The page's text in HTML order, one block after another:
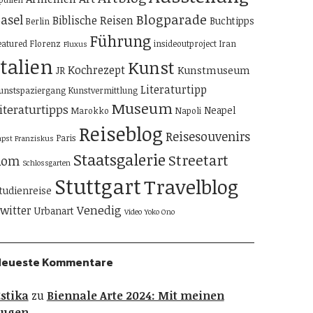
Berlin Biblische ReisenBlogparade Buchtipps
Florenz Fluxus Führung insideoutproject Iran
JR Kochrezept Kunst Kunstmuseum
Kunstvermittlung Literaturtipp
Marokko Museum Napoli Neapel
Franziskus Paris Reiseblog Reisesouvenirs
Schlossgarten Staatsgalerie Streetart
StuttgartTravelblog
Urbanart Venedig Video Yoko Ono
Kommentare
zu Biennale Arte 2024: Mit meinen